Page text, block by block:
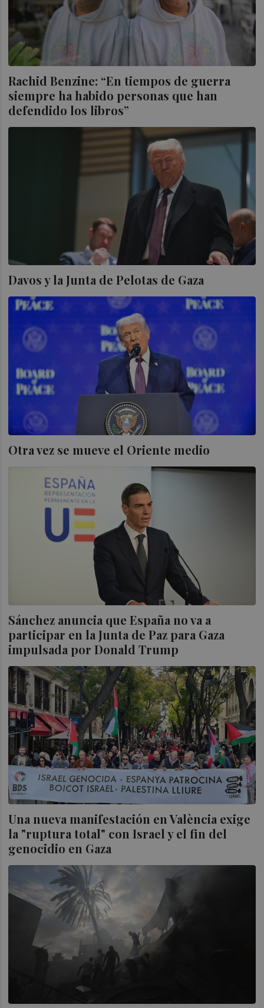
Rachid Benzine: “En tiempos de guerra
siempre ha habido personas que han
defendido los libros”
Davos y la Junta de Pelotas de Gaza
Otra vez se mueve el Oriente medio
Sánchez anuncia que España no va a
participar en la Junta de Paz para Gaza
impulsada por Donald Trump
Una nueva manifestación en València exige
la "ruptura total" con Israel y el fin del
genocidio en Gaza